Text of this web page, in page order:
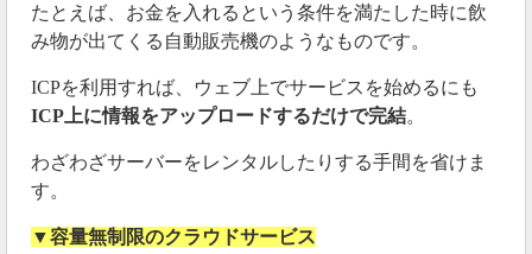
たとえば、お金を入れるという条件を満たした時に飲
み物が出てくる自動販売機のようなものです。
ICPを利用すれば、ウェブ上でサービスを始めるにも
ICP上に情報をアップロードするだけで完結。
わざわざサーバーをレンタルしたりする手間を省けま
す。
▼容量無制限のクラウドサービス